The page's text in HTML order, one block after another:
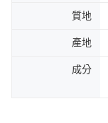
質地
產地
成分